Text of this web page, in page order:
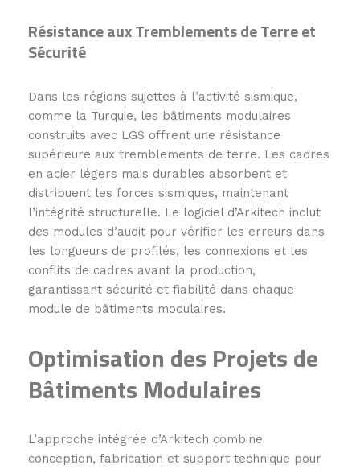
Résistance aux Tremblements de Terre et
Sécurité
Dans les régions sujettes à l’activité sismique,
comme la Turquie, les bâtiments modulaires
construits avec LGS offrent une résistance
supérieure aux tremblements de terre. Les cadres
en acier légers mais durables absorbent et
distribuent les forces sismiques, maintenant
l’intégrité structurelle. Le logiciel d’Arkitech inclut
des modules d’audit pour vérifier les erreurs dans
les longueurs de profilés, les connexions et les
conflits de cadres avant la production,
garantissant sécurité et fiabilité dans chaque
module de bâtiments modulaires.
Optimisation des Projets de
Bâtiments Modulaires
L’approche intégrée d’Arkitech combine
conception, fabrication et support technique pour